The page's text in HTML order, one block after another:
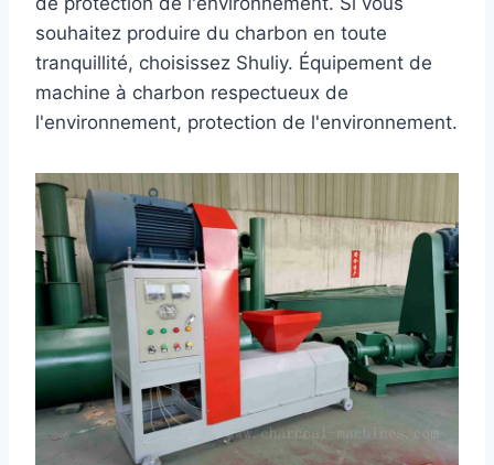
souhaitez produire du charbon en toute
tranquillité, choisissez Shuliy. Équipement de
machine à charbon respectueux de
l'environnement, protection de l'environnement.